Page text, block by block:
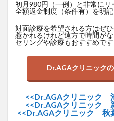
初月980円（一例）と非常にリ
全額返金制度（条件有）を明記
対面診療を希望される方はぜ
惹かれるけれど遠方で時間が
セリングや診療もおすすめです
Dr.AGAクリニック
<<Dr.AGAクリニック
<<Dr.AGAクリニック
<<Dr.AGAクリニック 秋